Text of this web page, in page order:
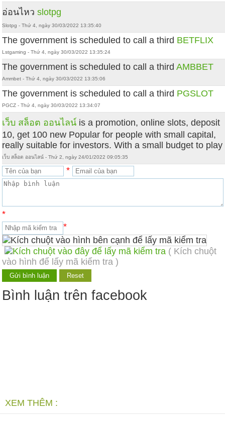
อ่อนไหวslotpg
Slotpg - Thứ 4, ngày 30/03/2022 13:35:40
The government is scheduled to call a third BETFLIX
Lstgaming - Thứ 4, ngày 30/03/2022 13:35:24
The government is scheduled to call a thirdAMBBET
Ammbet - Thứ 4, ngày 30/03/2022 13:35:06
The government is scheduled to call a third PGSLOT
PGCZ - Thứ 4, ngày 30/03/2022 13:34:07
เว็บ สล็อต ออนไลน์ is a promotion, online slots, deposit
10, get 100 new Popular for people with small capital,
really suitable for investors. With a small budget to play
เว็บ สล็อต ออนไลน์ - Thứ 2, ngày 24/01/2022 09:05:35
*
*
*
( Kích chuột
vào hình để lấy mã kiểm tra )
Bình luận trên facebook
XEM THÊM :